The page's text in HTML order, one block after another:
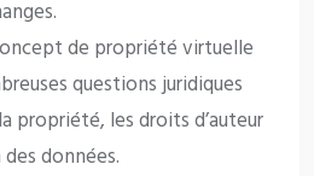
de propriété virtuelle
questions juridiques
propriété, les droits d’auteur
données.